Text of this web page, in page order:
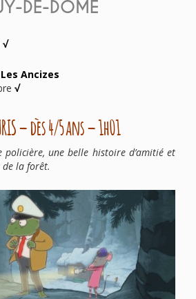
DE-DOME
√
Ancizes
√
– dès 4/5 ans – 1h01
policière, une belle histoire d’amitié et
la forêt.